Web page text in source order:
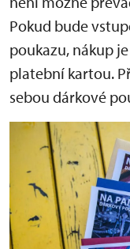
Pokud bude
poukazu, nákup
platební kartou.
sebou dárkové